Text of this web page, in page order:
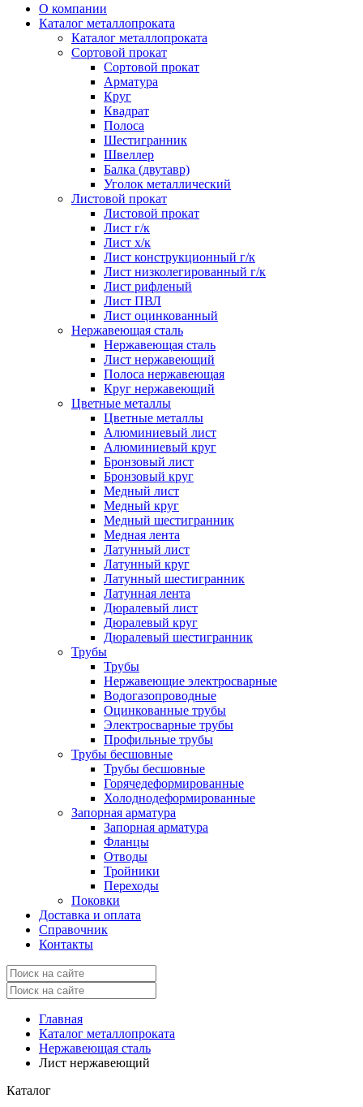
О компании
Каталог металлопроката
Каталог металлопроката
Сортовой прокат
Сортовой прокат
Арматура
Круг
Квадрат
Полоса
Шестигранник
Швеллер
Балка (двутавр)
Уголок металлический
Листовой прокат
Листовой прокат
Лист г/к
Лист х/к
Лист конструкционный г/к
Лист низколегированный г/к
Лист рифленый
Лист ПВЛ
Лист оцинкованный
Нержавеющая сталь
Нержавеющая сталь
Лист нержавеющий
Полоса нержавеющая
Круг нержавеющий
Цветные металлы
Цветные металлы
Алюминиевый лист
Алюминиевый круг
Бронзовый лист
Бронзовый круг
Медный лист
Медный круг
Медный шестигранник
Медная лента
Латунный лист
Латунный круг
Латунный шестигранник
Латунная лента
Дюралевый лист
Дюралевый круг
Дюралевый шестигранник
Трубы
Трубы
Нержавеющие электросварные
Водогазопроводные
Оцинкованные трубы
Электросварные трубы
Профильные трубы
Трубы бесшовные
Трубы бесшовные
Горячедеформированные
Холоднодеформированные
Запорная арматура
Запорная арматура
Фланцы
Отводы
Тройники
Переходы
Поковки
Доставка и оплата
Справочник
Контакты
Главная
Каталог металлопроката
Нержавеющая сталь
Лист нержавеющий
Каталог